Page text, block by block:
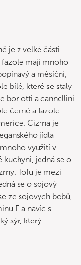
je z velké části
fazole mají mnoho
a měsíční,
bílé, které se staly
borlotti a cannellini
černé a fazole
Cizrna je
jídla
využití v
kuchyni, jedná se o
Tofu je mezi
se o sojový
ze sojových bobů,
E a navíc s
sýr, který